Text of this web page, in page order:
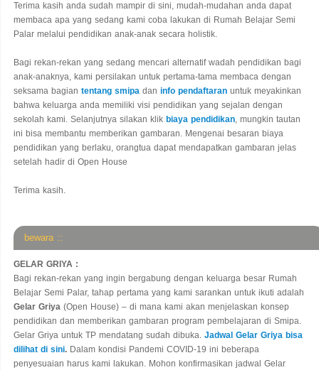
Terima kasih anda sudah mampir di sini, mudah-mudahan anda dapat
membaca apa yang sedang kami coba lakukan di Rumah Belajar Semi
Palar melalui pendidikan anak-anak secara holistik.
Bagi rekan-rekan yang sedang mencari alternatif wadah pendidikan bagi
anak-anaknya, kami persilakan untuk pertama-tama membaca dengan
seksama bagian tentang smipa dan info pendaftaran untuk meyakinkan
bahwa keluarga anda memiliki visi pendidikan yang sejalan dengan
sekolah kami. Selanjutnya silakan klik biaya pendidikan, mungkin tautan
ini bisa membantu memberikan gambaran. Mengenai besaran biaya
pendidikan yang berlaku, orangtua dapat mendapatkan gambaran jelas
setelah hadir di Open House
Terima kasih.
bewara ::
GELAR GRIYA :
Bagi rekan-rekan yang ingin bergabung dengan keluarga besar Rumah
Belajar Semi Palar, tahap pertama yang kami sarankan untuk ikuti adalah
Gelar Griya (Open House) – di mana kami akan menjelaskan konsep
pendidikan dan memberikan gambaran program pembelajaran di Smipa.
Gelar Griya untuk TP mendatang sudah dibuka. Jadwal Gelar Griya bisa
dilihat di sini. Dalam kondisi Pandemi COVID-19 ini beberapa
penyesuaian harus kami lakukan. Mohon konfirmasikan jadwal Gelar